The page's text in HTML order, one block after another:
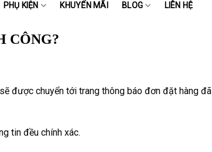
PHỤ KIỆN KHUYẾN MÃI BLOG LIÊN HỆ
CÔNG?
được chuyển tới trang thông báo đơn đặt hàng đã
tin đều chính xác.